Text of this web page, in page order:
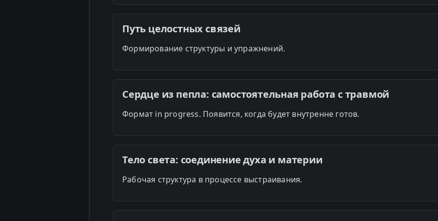
Путь целостных связей
Формирование структуры и упражнений.
Сердце из пепла: самостоятельная работа с травмой
Формат in progress. Появится, когда будет внутренне готов.
Тело света: соединение духа и материи
Рабочая структура в процессе выстраивания.